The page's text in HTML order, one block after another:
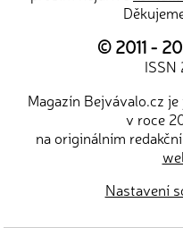
© 2011 -
Magazín Bejvávalo.cz
v roce
na originálním
Nastavení